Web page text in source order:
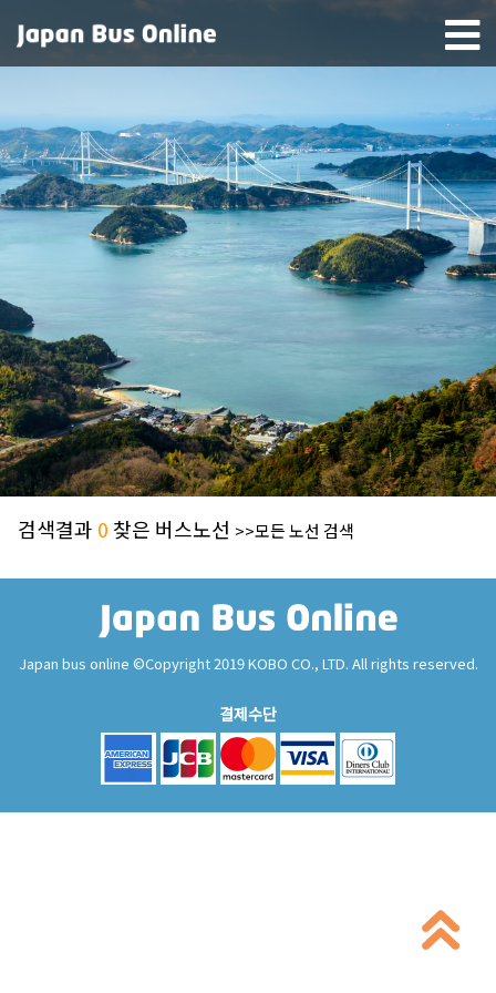
검색결과 0 찾은 버스노선 >>모든 노선 검색
Japan bus online ©Copyright 2019 KOBO CO., LTD. All rights reserved.
결제수단